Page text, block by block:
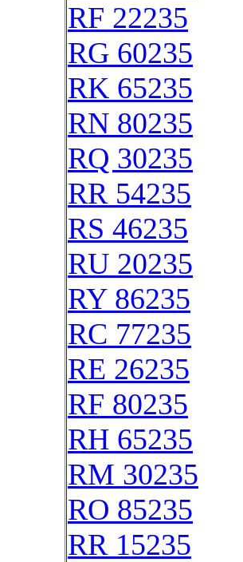
RF 22235
RG 60235
RK 65235
RN 80235
RQ 30235
RR 54235
RS 46235
RU 20235
RY 86235
RC 77235
RE 26235
RF 80235
RH 65235
RM 30235
RO 85235
RR 15235